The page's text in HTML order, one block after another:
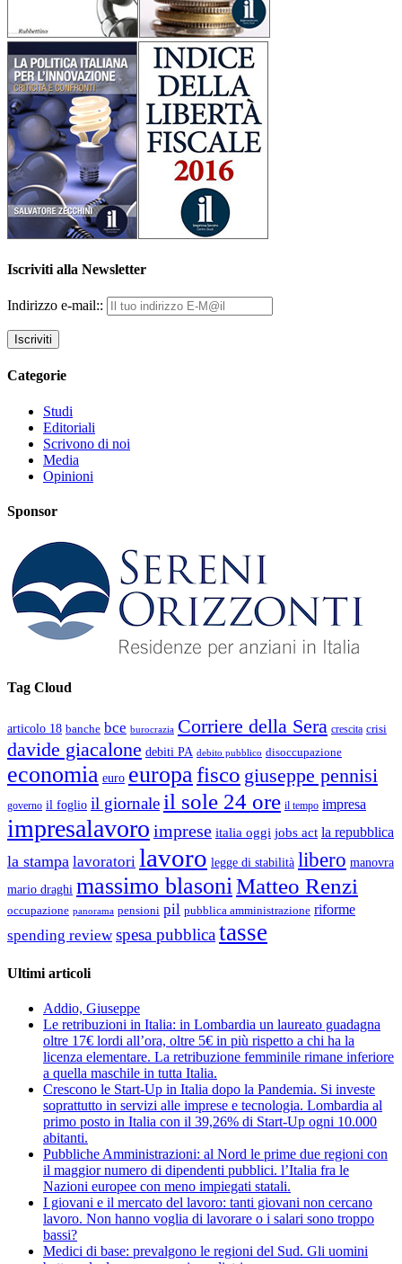
Iscriviti alla Newsletter
Indirizzo e-mail::
Categorie
Studi
Editoriali
Scrivono di noi
Media
Opinioni
Sponsor
Tag Cloud
articolo 18 banche bce burocrazia Corriere della Sera crescita crisi
davide giacalone debiti PA debito pubblico disoccupazione
economia euro europa fisco giuseppe pennisi
governo il foglio il giornale il sole 24 ore il tempo impresa
impresalavoro imprese italia oggi jobs act la repubblica
la stampa lavoratori lavoro legge di stabilità libero manovra
mario draghi massimo blasoni Matteo Renzi
occupazione panorama pensioni pil pubblica amministrazione riforme
spending review spesa pubblicatasse
Ultimi articoli
Addio, Giuseppe
Le retribuzioni in Italia: in Lombardia un laureato guadagna
oltre 17€ lordi all’ora, oltre 5€ in più rispetto a chi ha la
licenza elementare. La retribuzione femminile rimane inferiore
a quella maschile in tutta Italia.
Crescono le Start-Up in Italia dopo la Pandemia. Si investe
soprattutto in servizi alle imprese e tecnologia. Lombardia al
primo posto in Italia con il 39,26% di Start-Up ogni 10.000
abitanti.
Pubbliche Amministrazioni: al Nord le prime due regioni con
il maggior numero di dipendenti pubblici. l’Italia fra le
Nazioni europee con meno impiegati statali.
I giovani e il mercato del lavoro: tanti giovani non cercano
lavoro. Non hanno voglia di lavorare o i salari sono troppo
bassi?
Medici di base: prevalgono le regioni del Sud. Gli uomini